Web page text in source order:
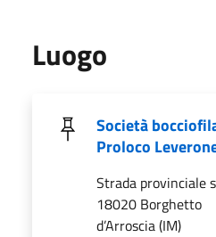
Luogo
Società
Proloco
Strada provinciale
18020 Borghetto
d’Arroscia (IM)